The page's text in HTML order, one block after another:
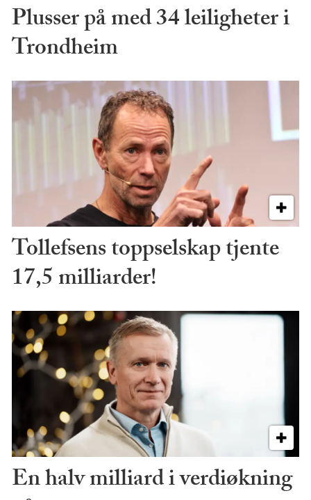
Plusser på med 34 leiligheter i
Trondheim
Tollefsens toppselskap tjente
17,5 milliarder!
En halv milliard i verdiøkning